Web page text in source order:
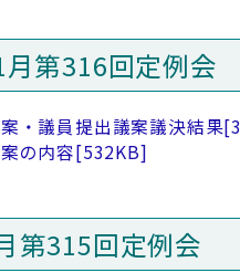
第316回定例会
・議員提出議案議決結果
の内容[532KB]
第315回定例会